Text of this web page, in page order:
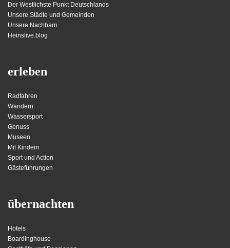
Der Westlichste Punkt Deutschlands
Unsere Städte und Gemeinden
Unsere Nachbarn
Heinslive.blog
erleben
Radfahren
Wandern
Wassersport
Genuss
Museen
Mit Kindern
Sport und Action
Gästeführungen
übernachten
Hotels
Boardinghouse